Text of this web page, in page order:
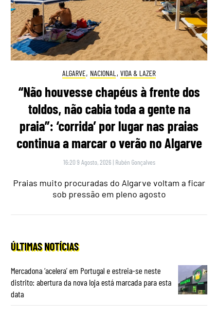
ALGARVE, NACIONAL , VIDA & LAZER
“Não houvesse chapéus à frente dos
toldos, não cabia toda a gente na
praia”: ‘corrida’ por lugar nas praias
continua a marcar o verão no Algarve
16:20 9 Agosto, 2026 | Rubén Gonçalves
Praias muito procuradas do Algarve voltam a ficar
sob pressão em pleno agosto
ÚLTIMAS NOTÍCIAS
Mercadona ‘acelera’ em Portugal e estreia-se neste
distrito: abertura da nova loja está marcada para esta
data